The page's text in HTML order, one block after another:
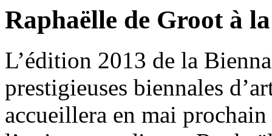
Raphaëlle de Groot à
L’édition 2013 de la
prestigieuses biennales
accueillera en mai